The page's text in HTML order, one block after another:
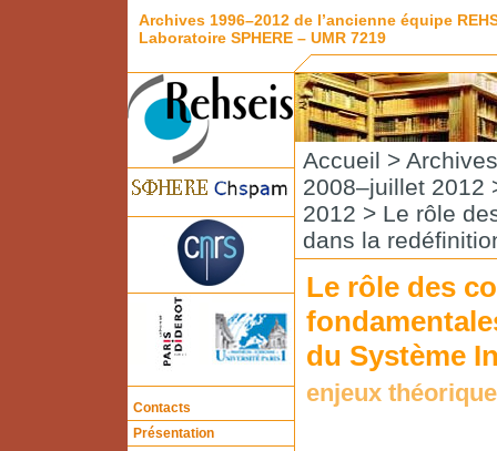
Archives 1996–2012 de l’ancienne équipe
Laboratoire SPHERE – UMR 7219
Contacts
Présentation
Accueil > Archives
2008–juillet 2012
2012 > Le rôle
dans la
Le rôle des
du Système
enjeux